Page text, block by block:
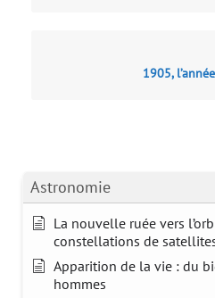
Astronomie
La nouvelle ruée vers
constellations de
Apparition de la vie : du
hommes
1905,